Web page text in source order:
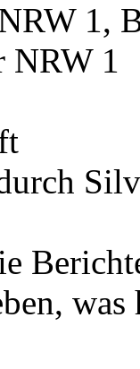
1,
NRW 1
was